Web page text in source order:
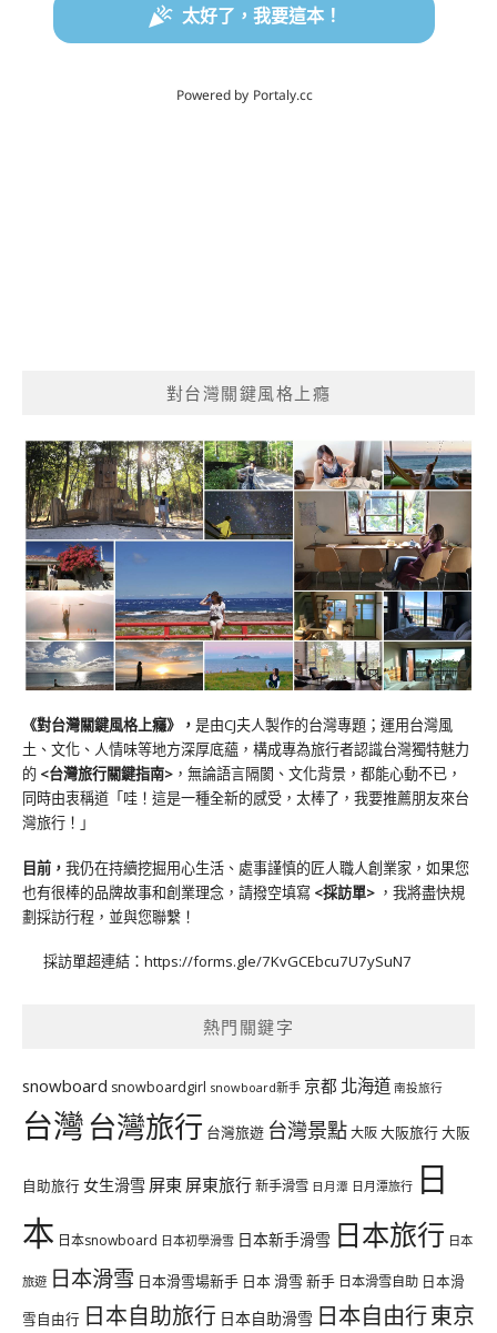
對台灣關鍵風格上癮
《對台灣關鍵風格上癮》 ， 是由CJ夫人製作的台灣專題；運用台灣風
土、文化、人情味等地方深厚底蘊，構成專為旅行者認識台灣獨特魅力
的 <台灣旅行關鍵指南> ，無論語言隔閡、文化背景，都能心動不已，
同時由衷稱道「哇！這是一種全新的感受，太棒了，我要推薦朋友來台
灣旅行！」
目前， 我仍在持續挖掘用心生活、處事謹慎的匠人職人創業家，如果您
也有很棒的品牌故事和創業理念，請撥空填寫 <採訪單> ，我將盡快規
劃採訪行程，並與您聯繫！
採訪單超連結： https://forms.gle/7KvGCEbcu7U7ySuN7
熱門關鍵字
snowboard snowboardgirl snowboard新手 京都 北海道 南投旅行
台灣台灣旅行 台灣旅遊 台灣景點大阪大阪旅行大阪
自助旅行 女生滑雪 屏東 屏東旅行新手滑雪 日月潭 日月潭旅行 日
本 日本snowboard 日本初學滑雪 日本新手滑雪 日本旅行 日本
旅遊 日本滑雪 日本滑雪場新手 日本 滑雪 新手 日本滑雪自助 日本滑
雪自由行 日本自助旅行 日本自助滑雪 日本自由行東京